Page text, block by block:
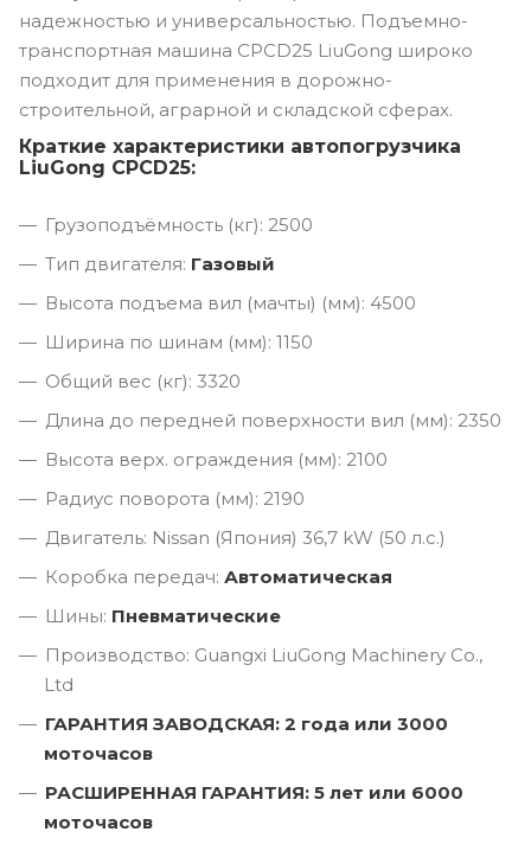
надежностью и универсальностью. Подъемно-
транспортная машина CPCD25 LiuGong широко
подходит для применения в дорожно-
строительной, аграрной и складской сферах.
Краткие характеристики автопогрузчика
LiuGong CPCD25:
Грузоподъёмность (кг): 2500
Тип двигателя: Газовый
Высота подъема вил (мачты) (мм): 4500
Ширина по шинам (мм): 1150
Общий вес (кг): 3320
Длина до передней поверхности вил (мм): 2350
Высота верх. ограждения (мм): 2100
Радиус поворота (мм): 2190
Двигатель: Nissan (Япония) 36,7 kW (50 л.с.)
Коробка передач: Автоматическая
Шины: Пневматические
Производство: Guangxi LiuGong Machinery Co.,
Ltd
ГАРАНТИЯ ЗАВОДСКАЯ: 2 года или 3000
моточасов
РАСШИРЕННАЯ ГАРАНТИЯ: 5 лет или 6000
моточасов